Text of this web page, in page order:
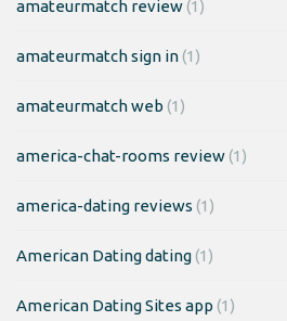
amateurmatch review(1)
amateurmatch sign in(1)
amateurmatch web (1)
america-chat-rooms review(1)
america-dating reviews (1)
American Dating dating(1)
American Dating Sites app (1)